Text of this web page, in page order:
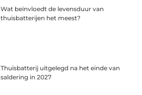
Wat beïnvloedt de levensduur van
thuisbatterijen het meest?
Thuisbatterij uitgelegd na het einde van
saldering in 2027